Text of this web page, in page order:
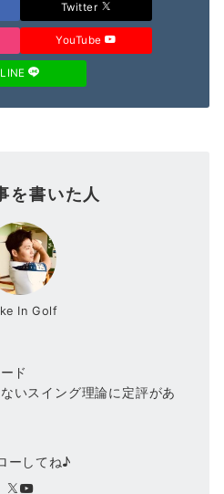
Twitter
YouTube
LINE
を書いた人
In Golf
ド
いスイング理論に定評があ
ーしてね♪